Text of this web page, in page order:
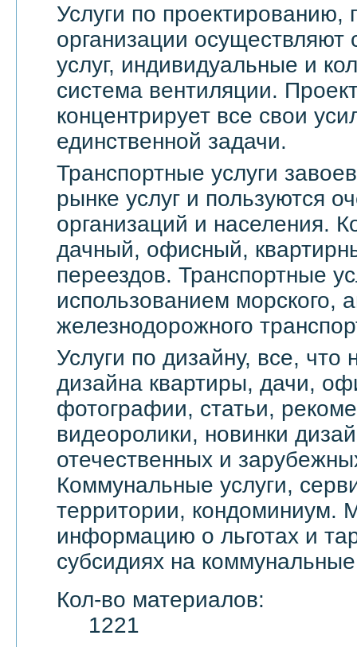
Услуги по проектированию,
организации осуществляют
услуг, индивидуальные и
система вентиляции.
концентрирует все свои
единственной задачи.
Транспортные услуги
рынке услуг и пользуются
организаций и населения.
дачный, офисный,
переездов. Транспортные
использованием морского,
железнодорожного
Услуги по дизайну, все, что
дизайна квартиры, дачи,
фотографии, статьи,
видеоролики, новинки
отечественных и
Коммунальные услуги,
территории, кондоминиум.
информацию о льготах и
субсидиях на коммунальные
Кол-во материалов:
1221